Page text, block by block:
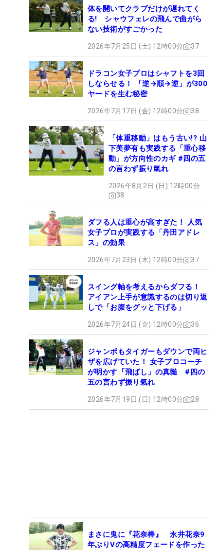
体を開いてクラブだけが遅れてく
る! シャウフェレの飛んで曲がら
ない技術がすごかった
2026年7月25日 (土) 12時00分 37
ドラコン女子プロはシャフトを3回
しならせる！ 「逆→順→逆」が300
ヤードを生む秘密
2026年7月17日 (金) 12時00分 38
「体重移動」はもう古い!? 山
下美夢有も実践する「重心移
動」が方向性のカギ #四の五
の言わず振り氣れ
2026年8月2日 (日) 12時00分
38
ダフる人は重心が高すぎた！ 人気
女子プロが実践する「丹田アドレ
ス」の効果
2026年7月23日 (木) 12時00分 37
スイング軸を考えるからダフる！
アイアン上手が意識するのは切り返
しで「お腹をグッと下げる」
2026年7月24日 (金) 12時00分 36
ジャンボもタイガーもダウンで両ヒ
ザを広げていた！ 女子プロコーチ
が明かす「飛ばし」の真髄 #四の
五の言わず振り氣れ
2026年7月19日 (日) 12時00分 28
まさに鬼に『花奈棒』 永井花奈9
年ぶりVの高精度フェードを作った